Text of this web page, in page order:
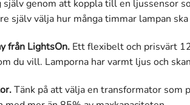
genom att koppla till en ljussensor
själv välja hur många timmar lampan
från LightsOn. Ett flexibelt och prisvärt
du vill. Lamporna har varmt ljus och
Tänk på att välja en transformator som